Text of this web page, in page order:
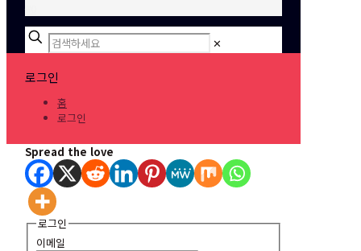
✕
로그인
홈
로그인
Spread the love
로그인
이메일